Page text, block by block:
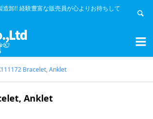
卸!! 経験豊富な販売員が心よりお待ちして


Bracelet, Anklet
Anklet